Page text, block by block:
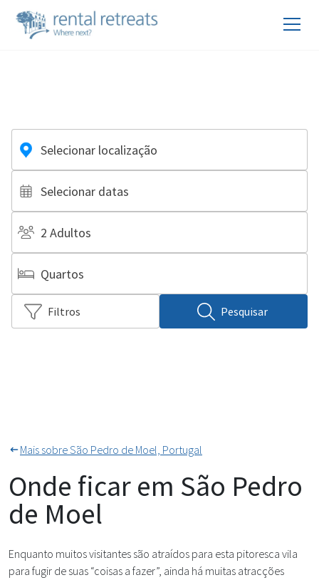
Selecionar localização
Selecionar datas
2 Adultos
Quartos
Filtros Pesquisar
Mais sobre São Pedro de Moel, Portugal
Onde ficar em São Pedro
de Moel
Enquanto muitos visitantes são atraídos para esta pitoresca vila
para fugir de suas “coisas a fazer”, ainda há muitas atracções